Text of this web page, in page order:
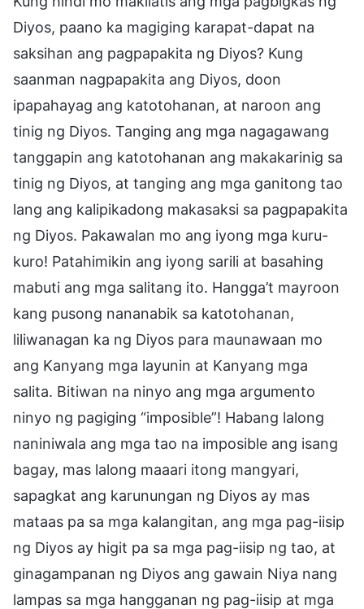
Diyos, paano ka magiging karapat-dapat na
saksihan ang pagpapakita ng Diyos? Kung
saanman nagpapakita ang Diyos, doon
ipapahayag ang katotohanan, at naroon ang
tinig ng Diyos. Tanging ang mga nagagawang
tanggapin ang katotohanan ang makakarinig sa
tinig ng Diyos, at tanging ang mga ganitong tao
lang ang kalipikadong makasaksi sa pagpapakita
ng Diyos. Pakawalan mo ang iyong mga kuru-
kuro! Patahimikin ang iyong sarili at basahing
mabuti ang mga salitang ito. Hangga’t mayroon
kang pusong nananabik sa katotohanan,
liliwanagan ka ng Diyos para maunawaan mo
ang Kanyang mga layunin at Kanyang mga
salita. Bitiwan na ninyo ang mga argumento
ninyo ng pagiging “imposible”! Habang lalong
naniniwala ang mga tao na imposible ang isang
bagay, mas lalong maaari itong mangyari,
sapagkat ang karunungan ng Diyos ay mas
mataas pa sa mga kalangitan, ang mga pag-iisip
ng Diyos ay higit pa sa mga pag-iisip ng tao, at
ginagampanan ng Diyos ang gawain Niya nang
lampas sa mga hangganan ng pag-iisip at mga